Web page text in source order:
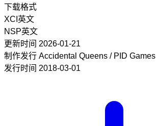
下载格式
XCI 英文
NSP英文
更新时间 2026-01-21
制作发行 Accidental Queens / PID Games
发行时间 2018-03-01